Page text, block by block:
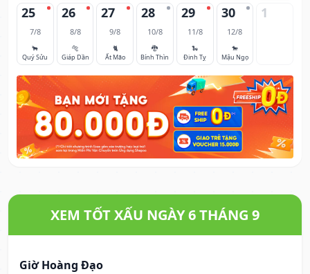
25
7/8
🐂
Quý Sửu
26
8/8
🐅
Giáp Dần
27
9/8
🐈
Ất Mão
28
10/8
🐉
Bính Thìn
29
11/8
🐍
Đinh Tỵ
30
12/8
🐎
Mậu Ngọ
1
XEM TỐT XẤU NGÀY 6 THÁNG 9
Giờ Hoàng Đạo